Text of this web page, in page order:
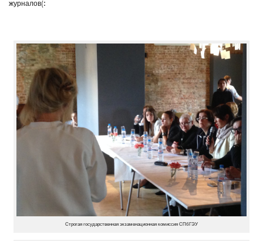
журналов(:
Строгая государственная экзаменационная комиссия СПбГЭУ